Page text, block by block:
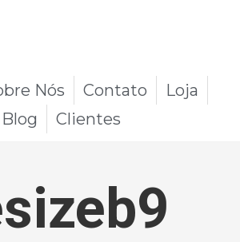
Nós Contato
Loja
Blog
Clientes